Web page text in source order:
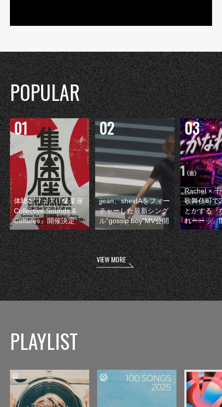
POPULAR
体験型フェス『集楽座
Collective Sounds &
Cultures』開催決定
jjean、sheidAをフィー
チャーした最新シング
ル“gossip boy”MV公開
Rachel ×
歌舞伎町で
とかする『
れーーッ』
VIEW MORE
PLAYLIST